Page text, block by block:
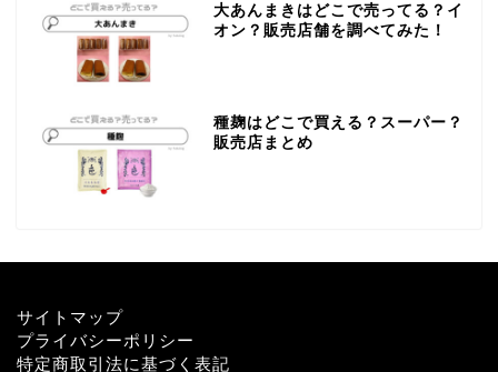
大あんまきはどこで売ってる？イ
オン？販売店舗を調べてみた！
種麹はどこで買える？スーパー？
販売店まとめ
サイトマップ
プライバシーポリシー
特定商取引法に基づく表記